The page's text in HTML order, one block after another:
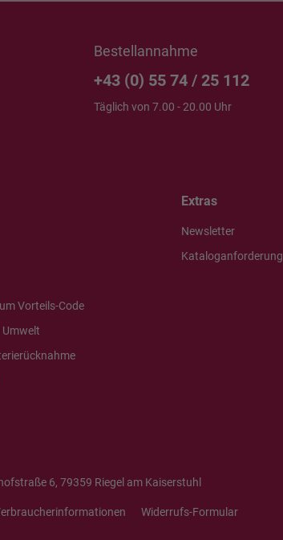
Bestellannahme
+43 (0) 55 74 / 25 112
Täglich von 7.00 - 20.00 Uhr
Vorteils-Code
Extras
Newsletter
Kataloganforderung
6, 79359 Riegel am Kaiserstuhl
Widerrufs-Formular